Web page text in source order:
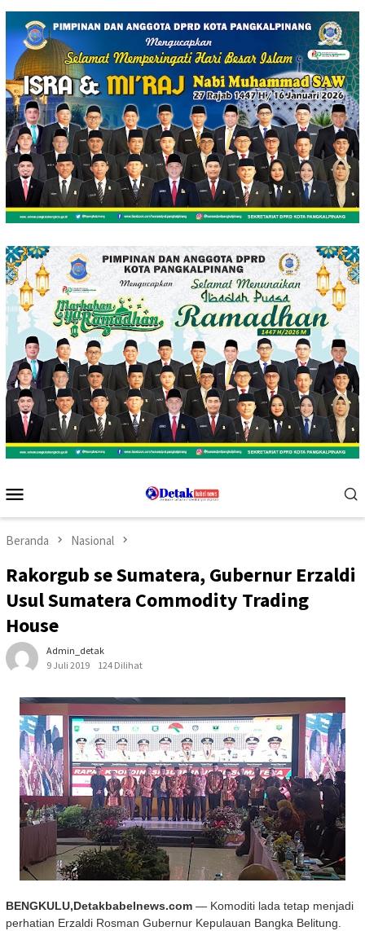
Loncat
konten
Mobile
Beranda Nasional
Rakorgub se Sumatera, Gubernur Erzaldi
Usul Sumatera Commodity Trading
House
Admin_detak
9 Juli 2019
124 Dilihat
BENGKULU,Detakbabelnews.com — Komoditi lada tetap menjadi
perhatian Erzaldi Rosman Gubernur Kepulauan Bangka Belitung.